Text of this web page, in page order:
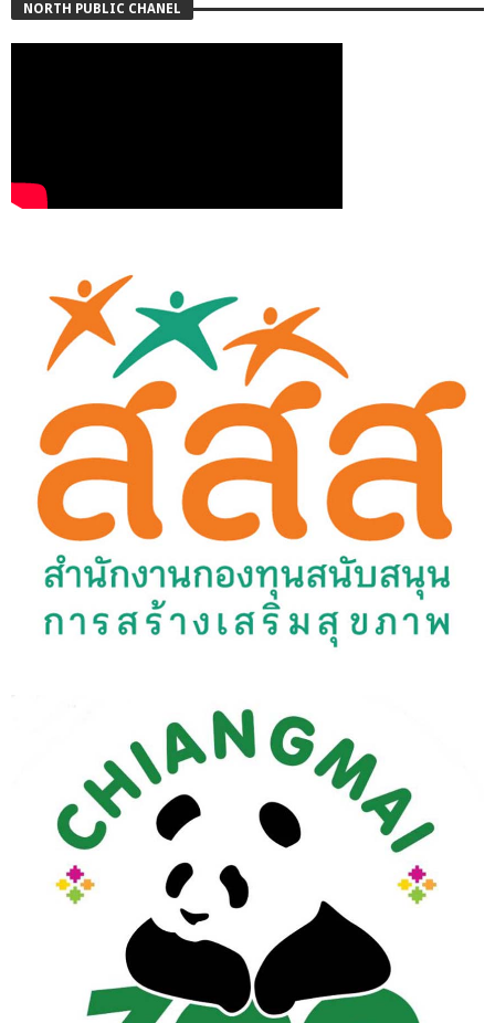
NORTH PUBLIC CHANEL